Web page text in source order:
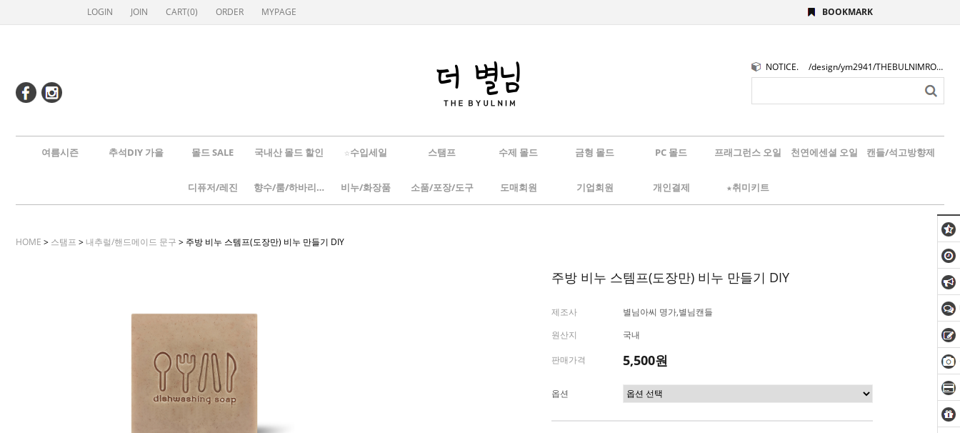
LOGIN JOIN CART(0) ORDER MYPAGE BOOKMARK
NOTICE. /design/ym2941/THEBULNIMROGO.png
여름시즌 추석DIY 가을 몰드 SALE 국내산 몰드 할인 ☆수입세일 스탬프 수제 몰드 금형 몰드 PC 몰드 프래그런스 오일 천연에센셜 오일 캔들/석고방향제
디퓨저/레진 향수/룸/하바리움 비누/화장품 소품/포장/도구 도매회원 기업회원 개인결제 ★취미키트
HOME > 스탬프 > 내추럴/핸드메이드 문구 > 주방 비누 스템프(도장만) 비누 만들기 DIY
주방 비누 스템프(도장만) 비누 만들기 DIY
제조사
별님아씨 명가,별님캔들
원산지
국내
판매가격 5,500원
옵션